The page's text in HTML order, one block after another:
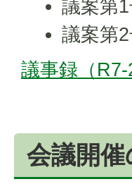
議案第
議案第
議事録（
会議開